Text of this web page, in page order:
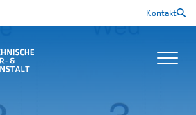
Kontakt